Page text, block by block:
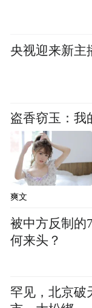
通过答复内
岛未来发展
得到国务院
另外，青岛
岛片区详细
规正在进行
进行专家评审
序向社会公示
出宝贵意见。
岛南片区的规
央视迎来新主
盗香窃玉：我
爽文
被中方反制的
何来头？
罕见，北京破